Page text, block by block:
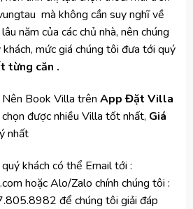
mà không cần suy nghĩ về
năm của các chủ nhà, nên chúng
mức giá chúng tôi đưa tới quý
từng căn .
Book Villa trên App Đặt Villa
được nhiều Villa tốt nhất, Giá
nhất
khách có thể Email tới :
hoặc Alo/Zalo chính chúng tôi :
để chúng tôi giải đáp